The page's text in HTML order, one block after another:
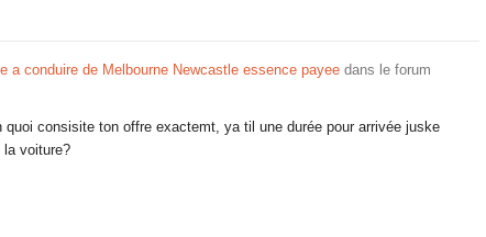
a conduire de Melbourne Newcastle essence payee dans le forum
consisite ton offre exactemt, ya til une durée pour arrivée juske
voiture?